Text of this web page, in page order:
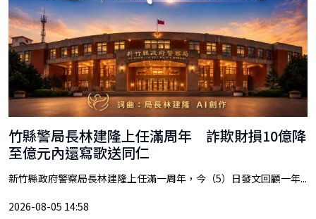
竹縣警局長林建隆上任滿周年 詐欺財損10億降
至億元內還寫歌送同仁
新竹縣政府警察局長林建隆上任滿一周年，今（5）日發文回顧一年...
2026-08-05 14:58